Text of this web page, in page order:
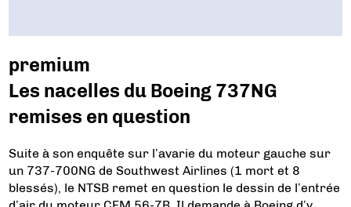
premium
Les nacelles du Boeing 737NG
remises en question
Suite à son enquête sur l’avarie du moteur gauche sur
un 737-700NG de Southwest Airlines (1 mort et 8
blessés), le NTSB remet en question le dessin de l’entrée